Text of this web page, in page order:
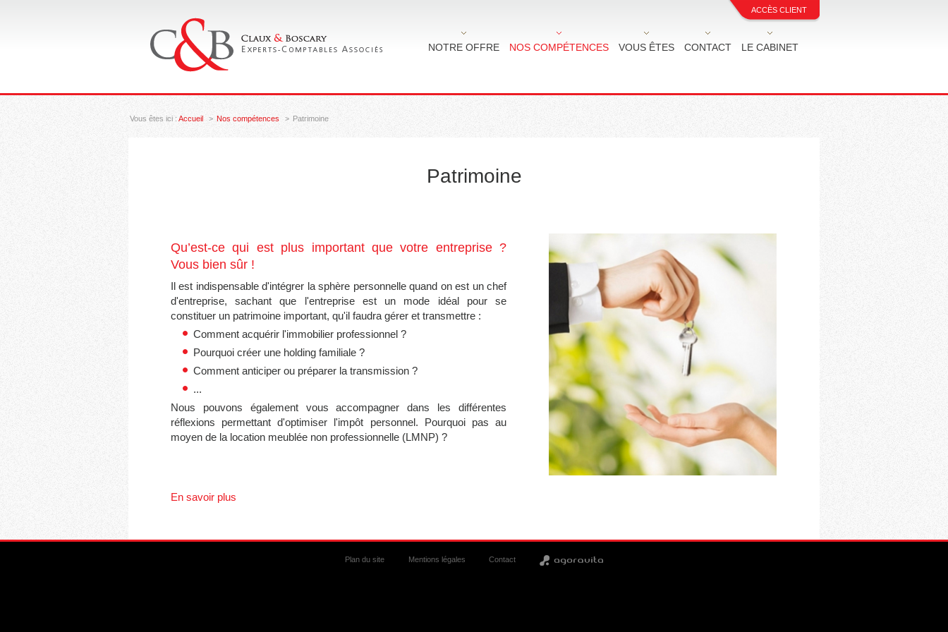
ACCÈS CLIENT
NOTRE OFFRE NOS COMPÉTENCES VOUS ÊTES CONTACT LE CABINET
Vous êtes ici : Accueil Nos compétences Patrimoine
Patrimoine
Qu’est-ce qui est plus important que votre entreprise ?
Vous bien sûr !
Il est indispensable d'intégrer la sphère personnelle quand on est un chef
d'entreprise, sachant que l'entreprise est un mode idéal pour se
constituer un patrimoine important, qu'il faudra gérer et transmettre :
Comment acquérir l'immobilier professionnel ?
Pourquoi créer une holding familiale ?
Comment anticiper ou préparer la transmission ?
...
Nous pouvons également vous accompagner dans les différentes
réflexions permettant d'optimiser l'impôt personnel. Pourquoi pas au
moyen de la location meublée non professionnelle (LMNP) ?
En savoir plus
Plan du site Mentions légales Contact